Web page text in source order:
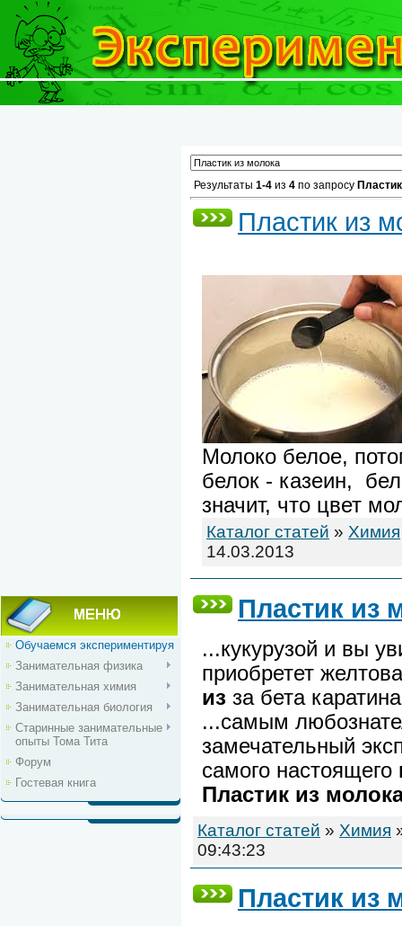
Обучаемся экспериментируя
Занимательная физика
Занимательная химия
Занимательная биология
Старинные занимательные
опыты Тома Тита
Форум
Гостевая книга
Результаты 1-4 из 4 по запросу
Пластик из
Молоко белое,
белок - казеин,
значит, что цвет
Каталог статей » Химия
14.03.2013
Пластик из
...кукурузой и вы
приобретет
из за бета
...самым
замечательный
самого настоящего
Пластик из
Каталог статей » Химия
09:43:23
Пластик из